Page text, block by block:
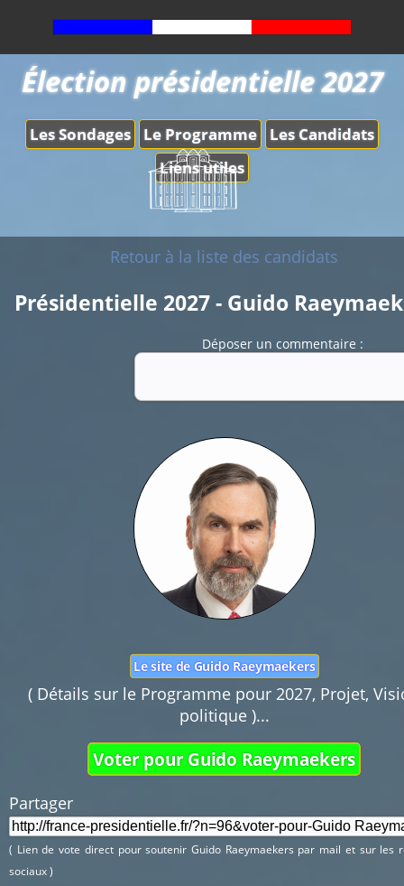
Les Sondages Le Programme
Les Candidats
Liens utiles
Élection présidentielle 2027
Retour à la liste des candidats
Présidentielle 2027 - Guido
Déposer un commentaire :
Mail :
Fonction de commentaires dédiée au débat
Pas d'insultes. Merci.
Le site de Guido Raeymaekers
( Détails sur le Programme pour 2027, Projet,
politique )...
Voter pour Guido Raeymaekers
Partager
( Lien de vote direct pour soutenir Guido Raeymaekers par mail et sur les
sociaux )